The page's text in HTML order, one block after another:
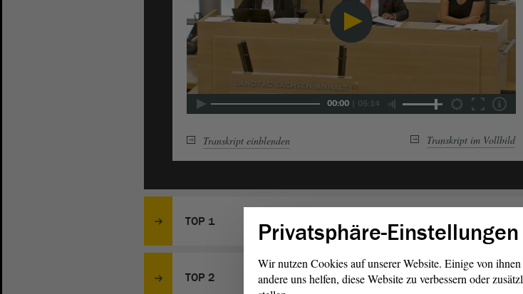
00:00 05:14
Transkript einblenden Transkript im Vollbild
TOP 1 Befragung der
TOP 2
Wahl der Mitglieder und
Parlamentarischen
Privatsphäre-Einstellungen
Wir nutzen Cookies auf unserer Website. Einige von
andere uns helfen, diese Website zu verbessern oder